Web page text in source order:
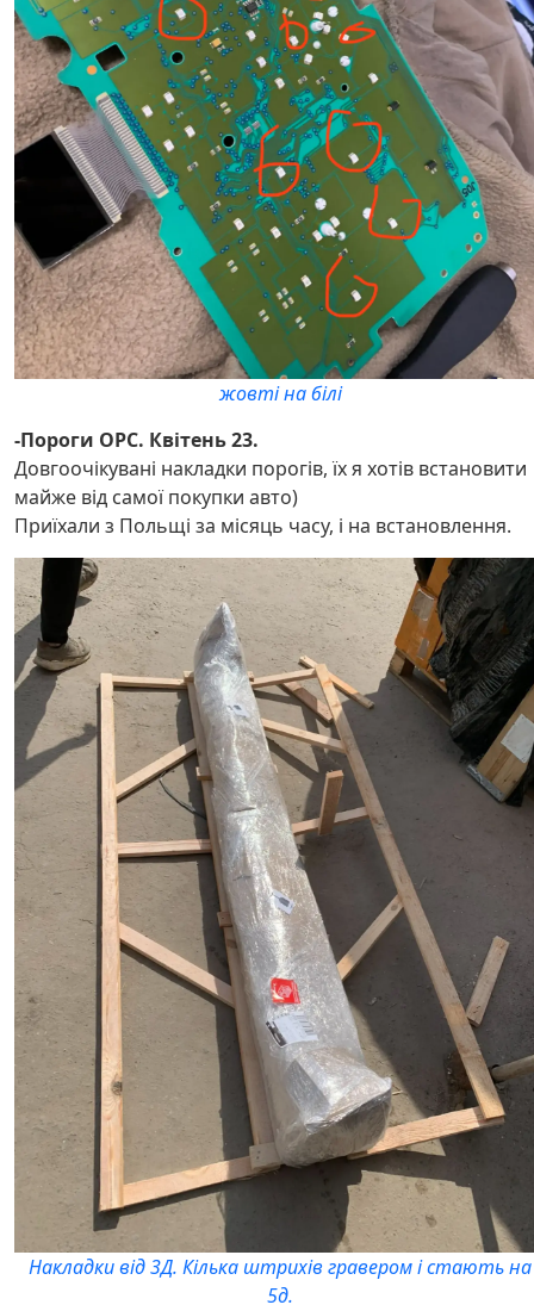
жовті на білі
-Пороги OPC. Квітень 23.
Довгоочікувані накладки порогів, їх я хотів встановити
майже від самої покупки авто)
Приїхали з Польщі за місяць часу, і на встановлення.
Накладки від 3Д. Кілька штрихів гравером і стають на
5д.